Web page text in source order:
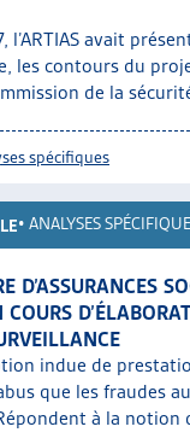
l’ARTIAS avait
les contours du
de la
spécifiques
• ANALYSES
D’ASSURANCES
COURS
indue de
que les fraudes
à la notion